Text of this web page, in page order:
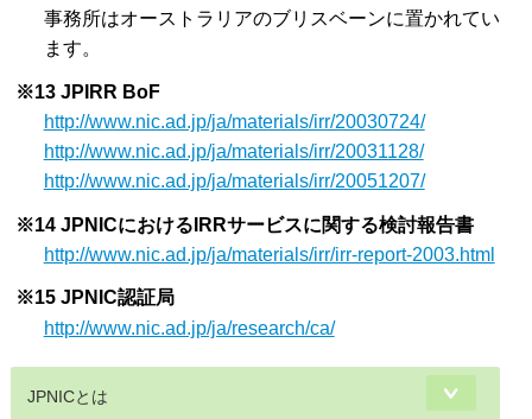
事務所はオーストラリアのブリスベーンに置かれてい
ます。
※13 JPIRR BoF
http://www.nic.ad.jp/ja/materials/irr/20030724/
http://www.nic.ad.jp/ja/materials/irr/20031128/
http://www.nic.ad.jp/ja/materials/irr/20051207/
※14 JPNICにおけるIRRサービスに関する検討報告書
http://www.nic.ad.jp/ja/materials/irr/irr-report-2003.html
※15 JPNIC認証局
http://www.nic.ad.jp/ja/research/ca/
JPNICとは